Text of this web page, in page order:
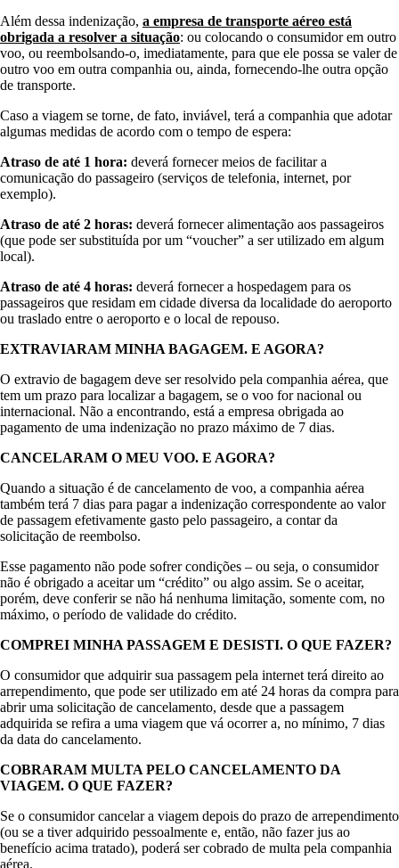
Além dessa indenização, a empresa de transporte aéreo está
obrigada a resolver a situação: ou colocando o consumidor em outro
voo, ou reembolsando-o, imediatamente, para que ele possa se valer de
outro voo em outra companhia ou, ainda, fornecendo-lhe outra opção
de transporte.
Caso a viagem se torne, de fato, inviável, terá a companhia que adotar
algumas medidas de acordo com o tempo de espera:
Atraso de até 1 hora: deverá fornecer meios de facilitar a
comunicação do passageiro (serviços de telefonia, internet, por
exemplo).
Atraso de até 2 horas: deverá fornecer alimentação aos passageiros
(que pode ser substituída por um “voucher” a ser utilizado em algum
local).
Atraso de até 4 horas: deverá fornecer a hospedagem para os
passageiros que residam em cidade diversa da localidade do aeroporto
ou traslado entre o aeroporto e o local de repouso.
EXTRAVIARAM MINHA BAGAGEM. E AGORA?
O extravio de bagagem deve ser resolvido pela companhia aérea, que
tem um prazo para localizar a bagagem, se o voo for nacional ou
internacional. Não a encontrando, está a empresa obrigada ao
pagamento de uma indenização no prazo máximo de 7 dias.
CANCELARAM O MEU VOO. E AGORA?
Quando a situação é de cancelamento de voo, a companhia aérea
também terá 7 dias para pagar a indenização correspondente ao valor
de passagem efetivamente gasto pelo passageiro, a contar da
solicitação de reembolso.
Esse pagamento não pode sofrer condições – ou seja, o consumidor
não é obrigado a aceitar um “crédito” ou algo assim. Se o aceitar,
porém, deve conferir se não há nenhuma limitação, somente com, no
máximo, o período de validade do crédito.
COMPREI MINHA PASSAGEM E DESISTI. O QUE FAZER?
O consumidor que adquirir sua passagem pela internet terá direito ao
arrependimento, que pode ser utilizado em até 24 horas da compra para
abrir uma solicitação de cancelamento, desde que a passagem
adquirida se refira a uma viagem que vá ocorrer a, no mínimo, 7 dias
da data do cancelamento.
COBRARAM MULTA PELO CANCELAMENTO DA
VIAGEM. O QUE FAZER?
Se o consumidor cancelar a viagem depois do prazo de arrependimento
(ou se a tiver adquirido pessoalmente e, então, não fazer jus ao
benefício acima tratado), poderá ser cobrado de multa pela companhia
aérea.